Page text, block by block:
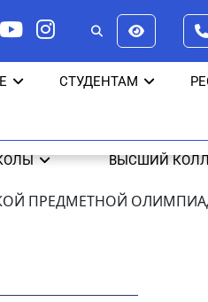
СТУДЕНТАМ
ВЫСШИЙ
ПРЕДМЕТНОЙ